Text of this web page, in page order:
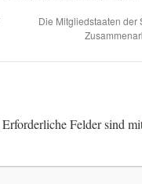
Die Mitgliedstaaten der
Erforderliche Felder sind